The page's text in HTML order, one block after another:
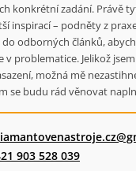
konkrétní zadání. Právě
inspirací – podněty z
odborných článků,
v problematice. Jelikož
možná mě
se budu rád věnovat
903 528 039